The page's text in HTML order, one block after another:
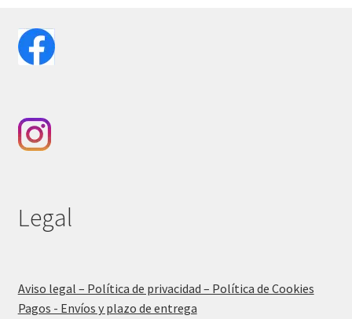
Legal
Aviso legal – Política de privacidad – Política de Cookies
Pagos - Envíos y plazo de entrega